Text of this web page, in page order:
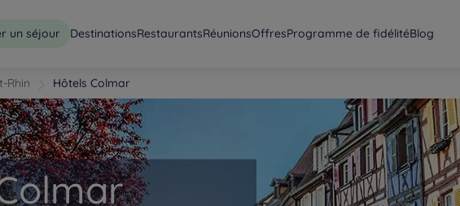
un séjour DestinationsRestaurantsRéunionsOffresProgramme de fidélitéBlog
Rhin Hôtels Colmar